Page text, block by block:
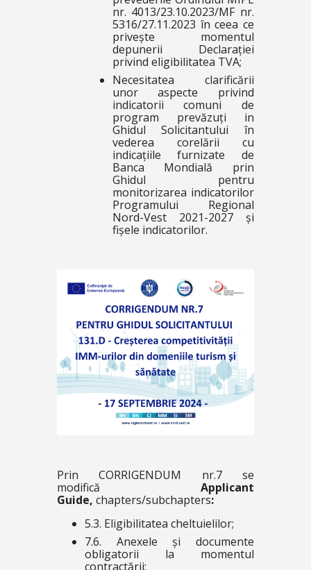
nr. 4013/23.10.2023/MF nr.
5316/27.11.2023 în ceea ce
privește momentul
depunerii Declarației
privind eligibilitatea TVA;
Necesitatea clarificării
unor aspecte privind
indicatorii comuni de
program prevăzuți in
Ghidul Solicitantului în
vederea corelării cu
indicațiile furnizate de
Banca Mondială prin
Ghidul pentru
monitorizarea indicatorilor
Programului Regional
Nord-Vest 2021-2027 și
fișele indicatorilor.
Prin CORRIGENDUM nr.7 se
modifică Applicant
Guide, chapters/subchapters:
5.3. Eligibilitatea cheltuielilor;
7.6. Anexele și documente
obligatorii la momentul
contractării;